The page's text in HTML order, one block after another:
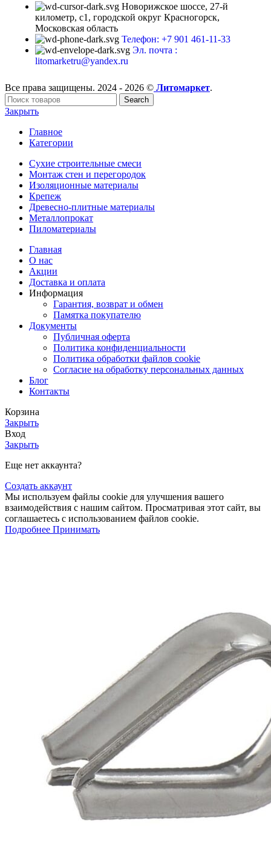
Новорижское шоссе, 27-й
километр, с1, городской округ Красногорск,
Московская область
Телефон: +7 901 461-11-33
Эл. почта :
litomarketru@yandex.ru
Все права защищены. 2024 - 2026 © Литомаркет.
Search
Закрыть
Главное
Категории
Сухие строительные смеси
Монтаж стен и перегородок
Изоляционные материалы
Крепеж
Древесно-плитные материалы
Металлопрокат
Пиломатериалы
Главная
О нас
Акции
Доставка и оплата
Информация
Гарантия, возврат и обмен
Памятка покупателю
Документы
Публичная оферта
Политика конфиденциальности
Политика обработки файлов cookie
Согласие на обработку персональных данных
Блог
Контакты
Корзина
Закрыть
Вход
Закрыть
Еще нет аккаунта?
Создать аккаунт
Мы используем файлы cookie для улучшения вашего
взаимодействия с нашим сайтом. Просматривая этот сайт, вы
соглашаетесь с использованием файлов cookie.
Подробнее Принимать